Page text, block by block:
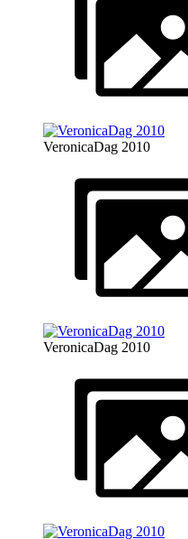
VeronicaDag 2010
VeronicaDag 2010